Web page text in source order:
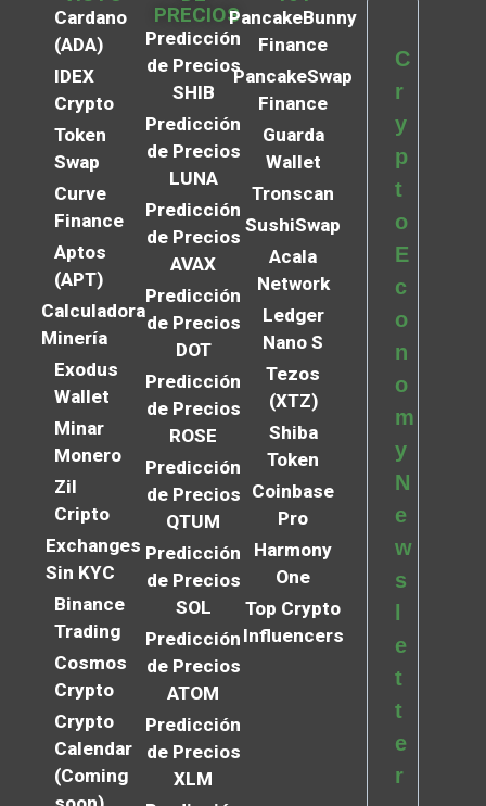
Cardano
(ADA)
IDEX
Crypto
Token
Swap
Curve
Finance
Aptos
(APT)
Calculadora
Minería
Exodus
Wallet
Minar
Monero
Zil
Cripto
Exchanges
Sin KYC
Binance
Trading
Cosmos
Crypto
Crypto
Calendar
(Coming
PRECIOS
Predicción
de Precios
SHIB
Predicción
de Precios
LUNA
Predicción
de Precios
AVAX
Predicción
de Precios
DOT
Predicción
de Precios
ROSE
Predicción
de Precios
QTUM
Predicción
de Precios
SOL
Predicción
de Precios
ATOM
Predicción
de Precios
XLM
PancakeBunny
Finance
PancakeSwap
Finance
Guarda
Wallet
Tronscan
SushiSwap
Acala
Network
Ledger
Nano S
Tezos
(XTZ)
Shiba
Token
Coinbase
Pro
Harmony
One
Top Crypto
Influencers
C
r
y
p
t
o
E
c
o
n
o
m
y
N
e
w
s
e
t
t
e
r